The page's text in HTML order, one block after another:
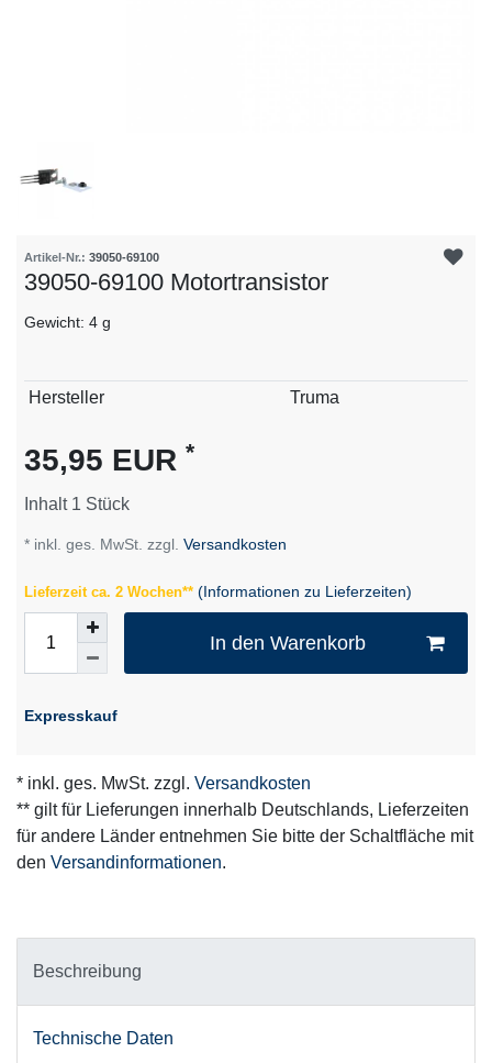
Artikel-Nr.: 39050-69100
39050-69100 Motortransistor
Gewicht: 4 g
Technisches
Wert
Hersteller Truma
35,95 EUR *
Inhalt 1 Stück
* inkl. ges. MwSt. zzgl. Versandkosten
Lieferzeit ca. 2 Wochen** (Informationen zu Lieferzeiten)
In den Warenkorb
Expresskauf
* inkl. ges. MwSt. zzgl. Versandkosten
** gilt für Lieferungen innerhalb Deutschlands, Lieferzeiten
für andere Länder entnehmen Sie bitte der Schaltfläche mit
den Versandinformationen.
Beschreibung
Technische Daten